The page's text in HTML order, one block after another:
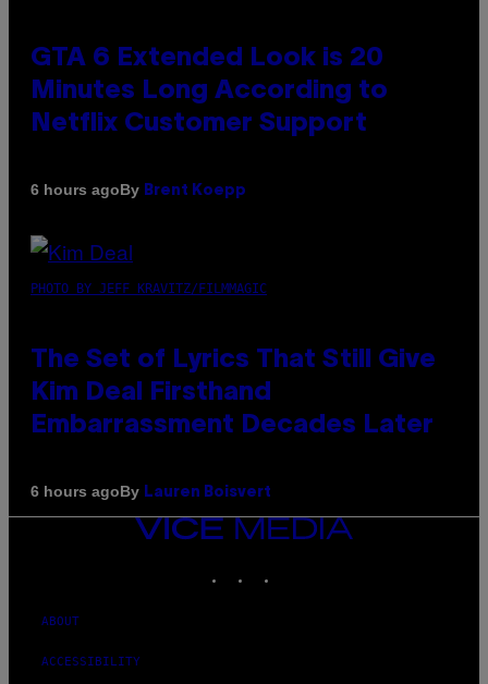
GTA 6 Extended Look is 20
Minutes Long According to
Netflix Customer Support
6 hours agoBy Brent Koepp
PHOTO BY JEFF KRAVITZ/FILMMAGIC
The Set of Lyrics That Still Give
Kim Deal Firsthand
Embarrassment Decades Later
6 hours agoBy Lauren Boisvert
VICE
MEDIA
ABOUT
ACCESSIBILITY